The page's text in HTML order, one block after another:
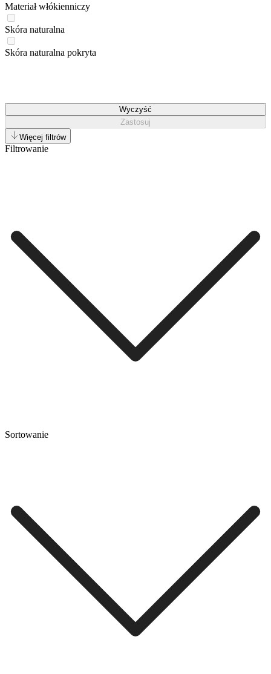
Materiał włókienniczy
Skóra naturalna
Skóra naturalna pokryta
Wyczyść
Zastosuj
Więcej filtrów
Filtrowanie
Sortowanie